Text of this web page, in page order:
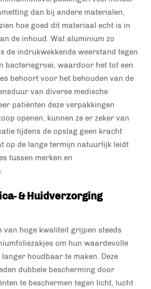
dan bij andere materialen,
hoe goed dit materiaal echt is in
de inhoud. Wat aluminium zo
de indrukwekkende weerstand tegen
bacteriegroei, waardoor het tot een
behoort voor het behouden van de
van diverse medische
patiënten deze verpakkingen
openen, kunnen ze er zeker van
tijdens de opslag geen kracht
op de lange termijn natuurlijk leidt
tussen merken en
& Huidverzorging
van hoge kwaliteit grijpen steeds
om hun waardevolle
houdbaar te maken. Deze
dubbele bescherming door
te beschermen tegen licht, lucht